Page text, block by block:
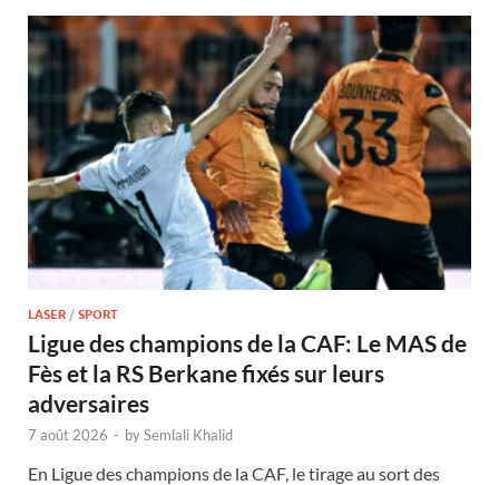
LASER / SPORT
Ligue des champions de la CAF: Le MAS de
Fès et la RS Berkane fixés sur leurs
adversaires
7 août 2026 - bySemlali Khalid
En Ligue des champions de la CAF, le tirage au sort des